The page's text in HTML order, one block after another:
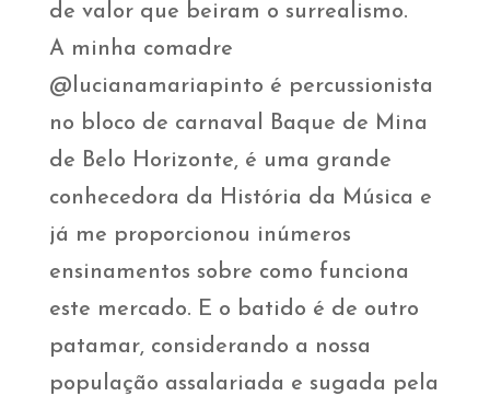
de valor que beiram o surrealismo.
A minha comadre
@lucianamariapinto é percussionista
no bloco de carnaval Baque de Mina
de Belo Horizonte, é uma grande
conhecedora da História da Música e
já me proporcionou inúmeros
ensinamentos sobre como funciona
este mercado. E o batido é de outro
patamar, considerando a nossa
população assalariada e sugada pela